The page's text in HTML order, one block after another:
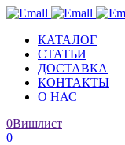
КАТАЛОГ
СТАТЬИ
ДОСТАВКА
КОНТАКТЫ
О НАС
0Вишлист
0